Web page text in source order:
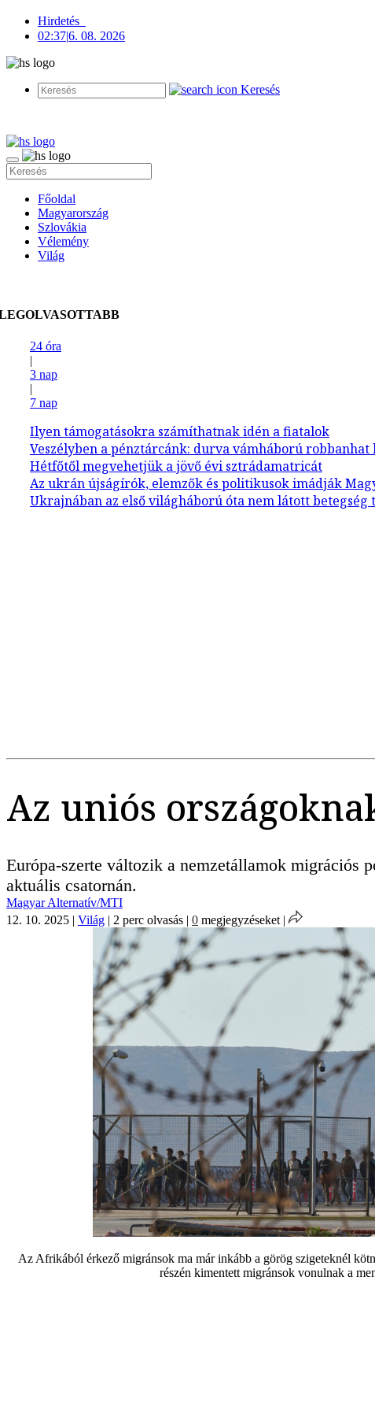
Hirdetés
02:37|6. 08. 2026
Keresés
Főoldal
Magyarország
Szlovákia
Vélemény
Világ
24 óra
|
3 nap
|
7 nap
Az uniós
Európa-szerte változik a nemzetállamok migrációs
aktuális csatornán.
Magyar Alternatív/MTI
12. 10. 2025 | Világ | 2 perc olvasás | 0 megjegyzéseket |
Az Afrikából érkező migránsok ma már inkább a görög szigeteknél
részén kimentett migránsok vonulnak a